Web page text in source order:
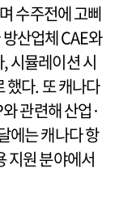
수주전에 고삐
산업체 CAE와
시뮬레이션 시
했다. 또 캐나다
관련해 산업·
에는 캐나다 항
지원 분야에서